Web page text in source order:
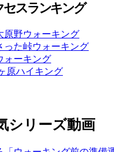
セスランキング
シリーズ動画